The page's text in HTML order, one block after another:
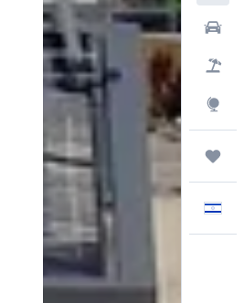
רכבים
חבילות
Explore